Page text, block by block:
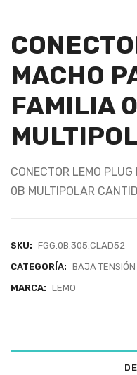
MACHO
FAMILIA
CONECTOR LEMO
0B MULTIPOLAR
SKU: FGG.0B.305.CLAD52
CATEGORÍA: BAJA TENSIÓN
MARCA: LEMO